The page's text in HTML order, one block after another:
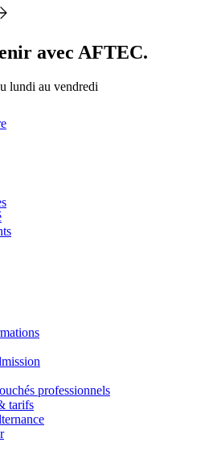
avec AFTEC.
lundi au vendredi
professionnels
tarifs